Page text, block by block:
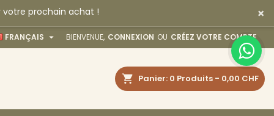
votre prochain achat ! ×
BIENVENUE, CONNEXION OU CRÉEZ VOTRE COMPTE
FRANÇAIS 
Panier 0 Produits - 0,00 CHF